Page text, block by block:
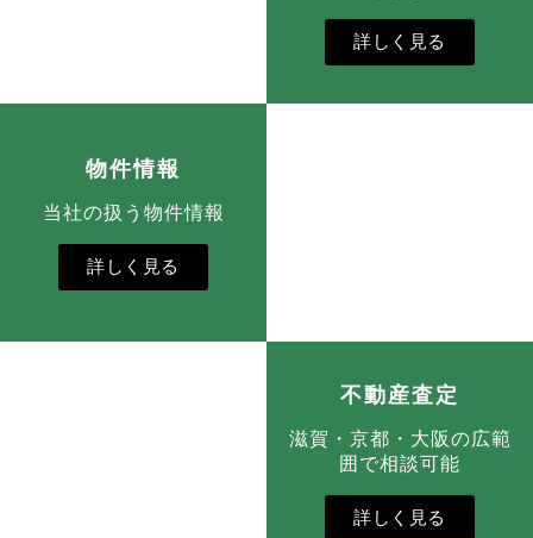
詳しく見る
物件情報
当社の扱う物件情報
詳しく見る
不動産査定
滋賀・京都・大阪の広範
囲で相談可能
詳しく見る